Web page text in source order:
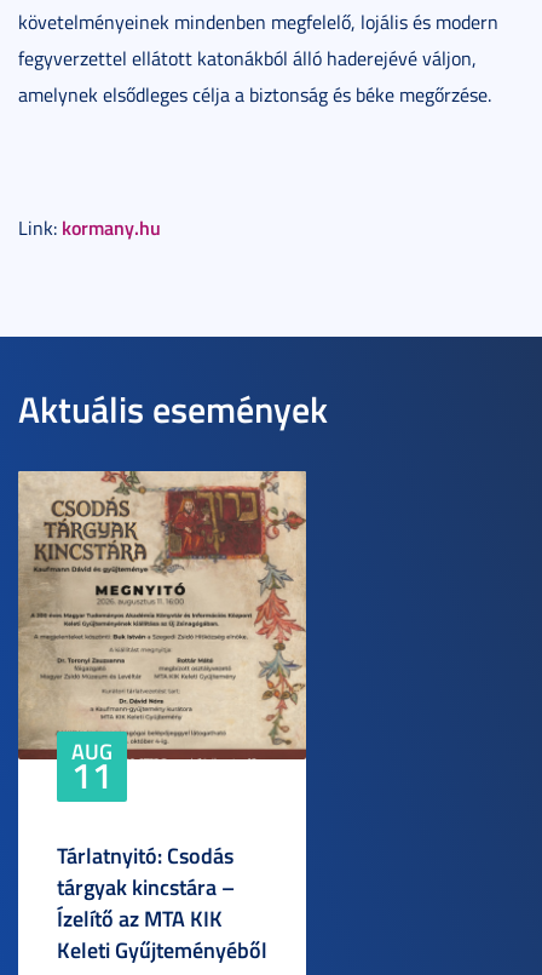
követelményeinek mindenben megfelelő, lojális és modern
fegyverzettel ellátott katonákból álló haderejévé váljon,
amelynek elsődleges célja a biztonság és béke megőrzése.
Link: kormany.hu
Aktuális események
AUG
11
Tárlatnyitó: Csodás
tárgyak kincstára –
Ízelítő az MTA KIK
Keleti Gyűjteményéből